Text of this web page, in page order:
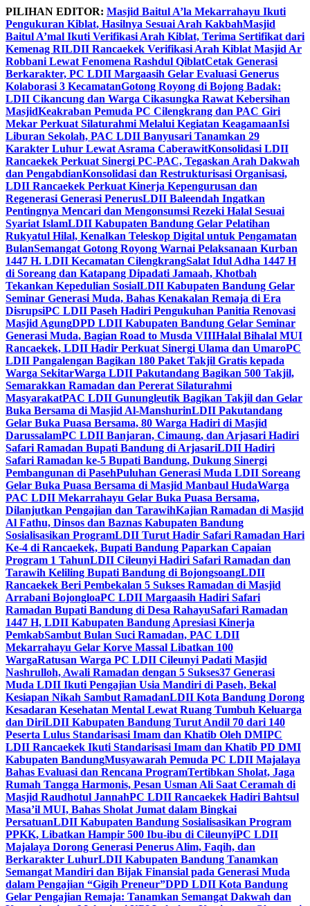
Skip
to
content
PILIHAN EDITOR: Masjid Baitul A’la Mekarrahayu Ikuti
Pengukuran Kiblat, Hasilnya Sesuai Arah KakbahMasjid
Baitul A’mal Ikuti Verifikasi Arah Kiblat, Terima Sertifikat dari
Kemenag RILDII Rancaekek Verifikasi Arah Kiblat Masjid Ar
Robbani Lewat Fenomena Rashdul QiblatCetak Generasi
Berkarakter, PC LDII Margaasih Gelar Evaluasi Generus
Kolaborasi 3 KecamatanGotong Royong di Bojong Badak:
LDII Cikancung dan Warga Cikasungka Rawat Kebersihan
MasjidKeakraban Pemuda PC Cilengkrang dan PAC Giri
Mekar Perkuat Silaturahmi Melalui Kegiatan KeagamaanIsi
Liburan Sekolah, PAC LDII Banyusari Tanamkan 29
Karakter Luhur Lewat Asrama CaberawitKonsolidasi LDII
Rancaekek Perkuat Sinergi PC-PAC, Tegaskan Arah Dakwah
dan PengabdianKonsolidasi dan Restrukturisasi Organisasi,
LDII Rancaekek Perkuat Kinerja Kepengurusan dan
Regenerasi Generasi PenerusLDII Baleendah Ingatkan
Pentingnya Mencari dan Mengonsumsi Rezeki Halal Sesuai
Syariat IslamLDII Kabupaten Bandung Gelar Pelatihan
Rukyatul Hilal, Kenalkan Teleskop Digital untuk Pengamatan
BulanSemangat Gotong Royong Warnai Pelaksanaan Kurban
1447 H. LDII Kecamatan CilengkrangSalat Idul Adha 1447 H
di Soreang dan Katapang Dipadati Jamaah, Khotbah
Tekankan Kepedulian SosialLDII Kabupaten Bandung Gelar
Seminar Generasi Muda, Bahas Kenakalan Remaja di Era
DisrupsiPC LDII Paseh Hadiri Pengukuhan Panitia Renovasi
Masjid AgungDPD LDII Kabupaten Bandung Gelar Seminar
Generasi Muda, Bagian Road to Musda VIIIHalal Bihalal MUI
Rancaekek, LDII Hadir Perkuat Sinergi Ulama dan UmaroPC
LDII Pangalengan Bagikan 180 Paket Takjil Gratis kepada
Warga SekitarWarga LDII Pakutandang Bagikan 500 Takjil,
Semarakkan Ramadan dan Pererat Silaturahmi
MasyarakatPAC LDII Gunungleutik Bagikan Takjil dan Gelar
Buka Bersama di Masjid Al-ManshurinLDII Pakutandang
Gelar Buka Puasa Bersama, 80 Warga Hadiri di Masjid
DarussalamPC LDII Banjaran, Cimaung, dan Arjasari Hadiri
Safari Ramadan Bupati Bandung di ArjasariLDII Hadiri
Safari Ramadan ke-5 Bupati Bandung, Dukung Sinergi
Pembangunan di PasehPuluhan Generasi Muda LDII Soreang
Gelar Buka Puasa Bersama di Masjid Manbaul HudaWarga
PAC LDII Mekarrahayu Gelar Buka Puasa Bersama,
Dilanjutkan Pengajian dan TarawihKajian Ramadan di Masjid
Al Fathu, Dinsos dan Baznas Kabupaten Bandung
Sosialisasikan ProgramLDII Turut Hadir Safari Ramadan Hari
Ke-4 di Rancaekek, Bupati Bandung Paparkan Capaian
Program 1 TahunLDII Cileunyi Hadiri Safari Ramadan dan
Tarawih Keliling Bupati Bandung di BojongsoangLDII
Rancaekek Beri Pembekalan 5 Sukses Ramadan di Masjid
Arrabani BojongloaPC LDII Margaasih Hadiri Safari
Ramadan Bupati Bandung di Desa RahayuSafari Ramadan
1447 H, LDII Kabupaten Bandung Apresiasi Kinerja
PemkabSambut Bulan Suci Ramadan, PAC LDII
Mekarrahayu Gelar Korve Massal Libatkan 100
WargaRatusan Warga PC LDII Cileunyi Padati Masjid
Nashrulloh, Awali Ramadan dengan 5 Sukses37 Generasi
Muda LDII Ikuti Pengajian Usia Mandiri di Paseh, Bekal
Kesiapan Nikah Sambut RamadanLDII Kota Bandung Dorong
Kesadaran Kesehatan Mental Lewat Ruang Tumbuh Keluarga
dan DiriLDII Kabupaten Bandung Turut Andil 70 dari 140
Peserta Lulus Standarisasi Imam dan Khatib Oleh DMIPC
LDII Rancaekek Ikuti Standarisasi Imam dan Khatib PD DMI
Kabupaten BandungMusyawarah Pemuda PC LDII Majalaya
Bahas Evaluasi dan Rencana ProgramTertibkan Sholat, Jaga
Rumah Tangga Harmonis, Pesan Usman Ali Saat Ceramah di
Masjid Raudhotul JannahPC LDII Rancaekek Hadiri Bahtsul
Masa’il MUI, Bahas Sholat Jumat dalam Bingkai
PersatuanLDII Kabupaten Bandung Sosialisasikan Program
PPKK, Libatkan Hampir 500 Ibu-ibu di CileunyiPC LDII
Majalaya Dorong Generasi Penerus Alim, Faqih, dan
Berkarakter LuhurLDII Kabupaten Bandung Tanamkan
Semangat Mandiri dan Bijak Finansial pada Generasi Muda
dalam Pengajian “Gigih Preneur”DPD LDII Kota Bandung
Gelar Pengajian Remaja: Tanamkan Semangat Dakwah dan